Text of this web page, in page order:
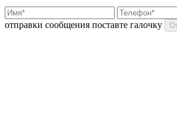
отправки сообщения поставте галочку